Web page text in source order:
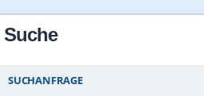
Suche
SUCHANFRAGE